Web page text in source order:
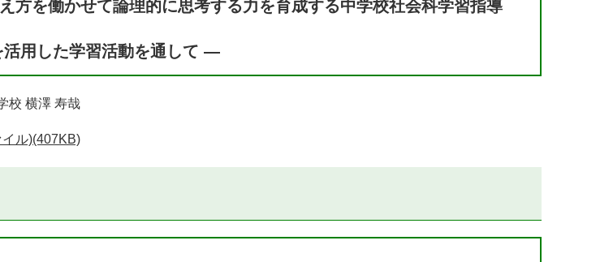
方を働かせて論理的に思考する力を育成する中学校社会科学習指導
用した学習活動を通して ―
校 横澤 寿哉
ル)(407KB)